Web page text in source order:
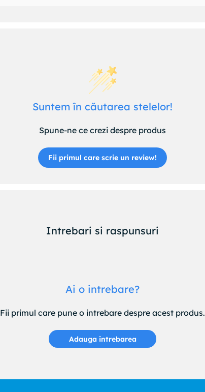
Suntem în căutarea stelelor!
Spune-ne ce crezi despre produs
Fii primul care scrie un review!
Intrebari si raspunsuri
Ai o intrebare?
Fii primul care pune o intrebare despre acest produs.
Adauga intrebarea